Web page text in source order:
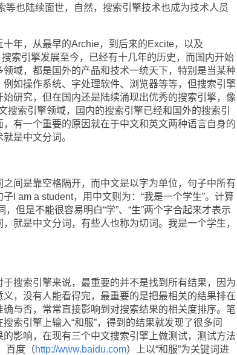
也陆续面世，自然，搜索引擎技术也成为技术人员
，从最早的Archie，到后来的Excite，以及
索引擎发展至今，已经有十几年的历史，而国内开始
域，都是国外的产品和技术一统天下，特别是当某种
如操作系统、字处理软件、浏览器等等，但搜索引擎
研究，但在国内还是陆续涌现出优秀的搜索引擎，像
搜索引擎领域，国内的搜索引擎已经和国外的搜索引
有一个重要的原因就在于中文和英文两种语言自身的
是中文分词。
是靠空格隔开，而中文是以字为单位，句子中所有
I am a student，用中文则为：“我是一个学生”。计算
但是不能很容易明白“学”、“生”两个字合起来才表示
就是中文分词，有些人也称为切词。我是一个学生，
索引擎来说，最重要的并不是找到所有结果，因为
，没有人能看得完，最重要的是把最相关的结果排在
与否，常常直接影响到对搜索结果的相关度排序。笔
索引擎上输入“和服”，得到的结果就发现了很多问
影响，在现有三个中文搜索引擎上做测试，测试方法
百度（http://www.baidu.com）上以“和服”为关键词进